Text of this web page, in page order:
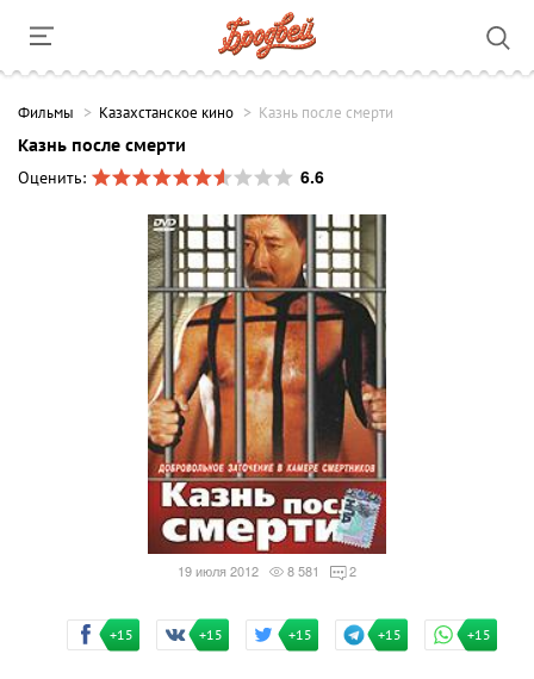
Фильмы Казахстанское кино Казнь после смерти
Казнь после смерти
Оценить:
6.6
19 июля 2012 8 581 2
+15 +15 +15 +15 +15